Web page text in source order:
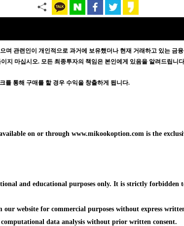
며 관련인이 개인적으로 과거에 보유했더나 현재 거래하고 있는 금
지 마십시오. 모든 최종투자의 책임은 본인에게 있음을 알려드립니
를 통해 구매를 할 경우 수익을 창출하게 됩니다.
on or through www.mikookoption.com is the
and educational purposes only. It is strictly forbidden
website for commercial purposes without express
data analysis without prior written consent.